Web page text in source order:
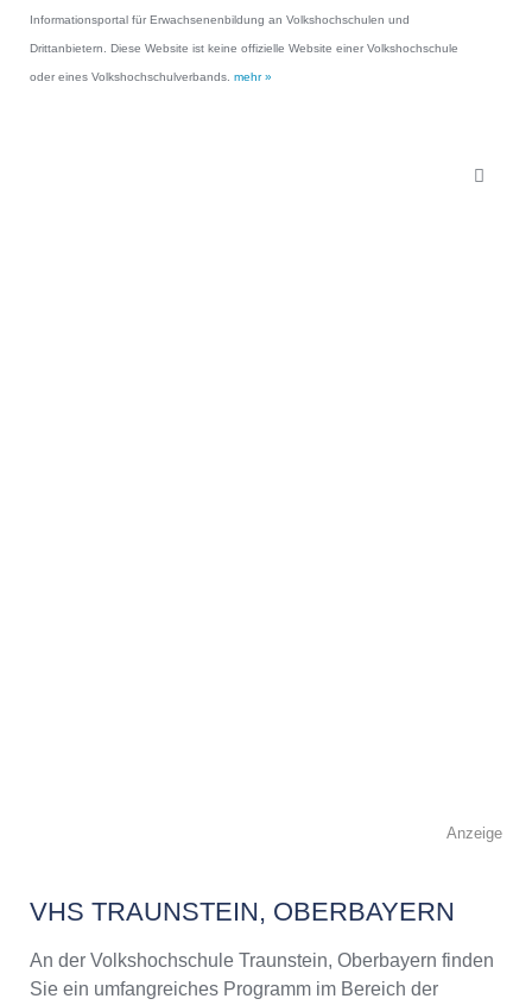
Informationsportal für Erwachsenenbildung an Volkshochschulen und
Drittanbietern. Diese Website ist keine offizielle Website einer Volkshochschule
oder eines Volkshochschulverbands. mehr »
Anzeige
VHS TRAUNSTEIN, OBERBAYERN
An der Volkshochschule Traunstein, Oberbayern finden
Sie ein umfangreiches Programm im Bereich der